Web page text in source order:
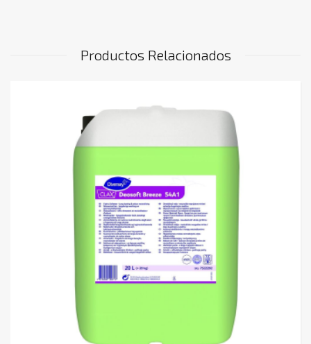
Productos Relacionados